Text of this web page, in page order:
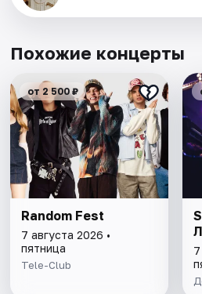
Похожие концерты
от 2 500 ₽
Random Fest
7 августа 2026 •
пятница
Tele-Club